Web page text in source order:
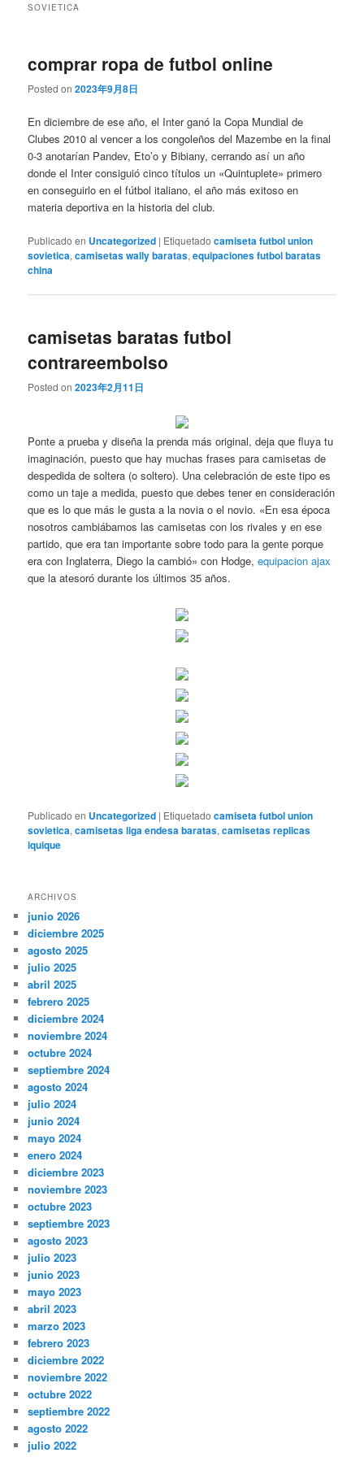
SOVIETICA
comprar ropa de futbol online
Posted on2023年9月8日
En diciembre de ese año, el Inter ganó la Copa Mundial de
Clubes 2010 al vencer a los congoleños del Mazembe en la final
0-3 anotarían Pandev, Eto’o y Bibiany, cerrando así un año
donde el Inter consiguió cinco títulos un «Quintuplete» primero
en conseguirlo en el fútbol italiano, el año más exitoso en
materia deportiva en la historia del club.
Publicado en Uncategorized | Etiquetado camiseta futbol union
sovietica,camisetas wally baratas,equipaciones futbol baratas
china
camisetas baratas futbol
contrareembolso
Posted on2023年2月11日
Ponte a prueba y diseña la prenda más original, deja que fluya tu
imaginación, puesto que hay muchas frases para camisetas de
despedida de soltera (o soltero). Una celebración de este tipo es
como un taje a medida, puesto que debes tener en consideración
que es lo que más le gusta a la novia o el novio. «En esa época
nosotros cambiábamos las camisetas con los rivales y en ese
partido, que era tan importante sobre todo para la gente porque
era con Inglaterra, Diego la cambió» con Hodge,equipacion ajax
que la atesoró durante los últimos 35 años.
Publicado en Uncategorized | Etiquetado camiseta futbol union
sovietica,camisetas liga endesa baratas,camisetas replicas
iquique
ARCHIVOS
junio 2026
diciembre 2025
agosto 2025
julio 2025
abril 2025
febrero 2025
diciembre 2024
noviembre 2024
octubre 2024
septiembre 2024
agosto 2024
julio 2024
junio 2024
mayo 2024
enero 2024
diciembre 2023
noviembre 2023
octubre 2023
septiembre 2023
agosto 2023
julio 2023
junio 2023
mayo 2023
abril 2023
marzo 2023
febrero 2023
diciembre 2022
noviembre 2022
octubre 2022
septiembre 2022
agosto 2022
julio 2022